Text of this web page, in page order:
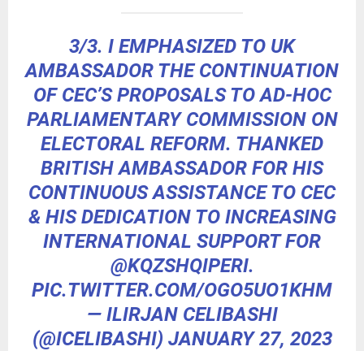
3/3. I EMPHASIZED TO UK
AMBASSADOR THE CONTINUATION
OF CEC’S PROPOSALS TO AD-HOC
PARLIAMENTARY COMMISSION ON
ELECTORAL REFORM. THANKED
BRITISH AMBASSADOR FOR HIS
CONTINUOUS ASSISTANCE TO CEC
& HIS DEDICATION TO INCREASING
INTERNATIONAL SUPPORT FOR
@KQZSHQIPERI.
PIC.TWITTER.COM/OGO5UO1KHM
— ILIRJAN CELIBASHI
(@ICELIBASHI) JANUARY 27, 2023